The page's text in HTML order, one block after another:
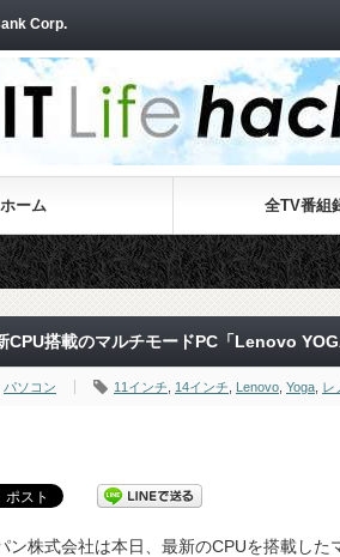
Corp.
ホーム 全TV番組
CPU搭載のマルチモードPC「Lenovo
パソコン 11インチ 14インチ Lenovo Yoga レ
ン株式会社は本日、最新のCPUを搭載し